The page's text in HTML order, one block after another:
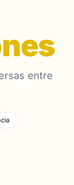
entre